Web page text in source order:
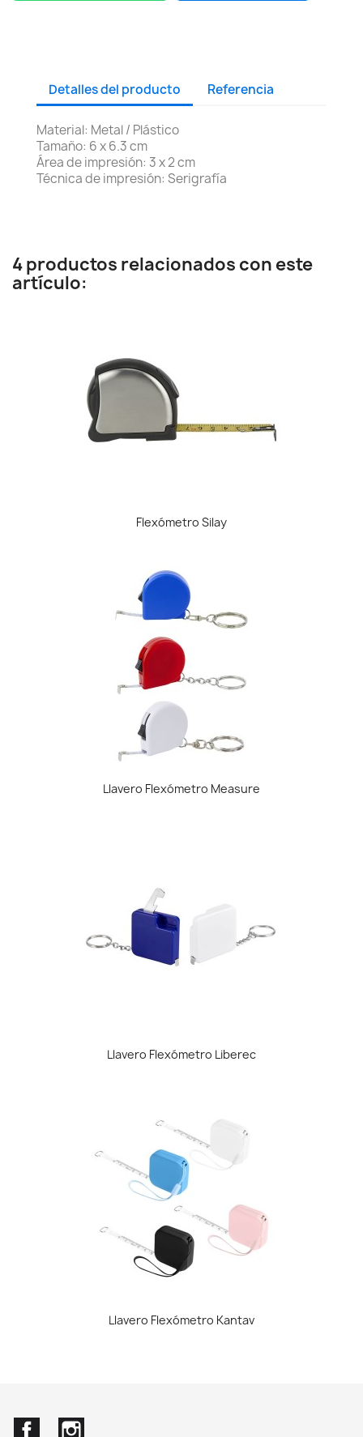
Detalles del producto Referencia
Material: Metal / Plástico
Tamaño: 6 x 6.3 cm
Área de impresión: 3 x 2 cm
Técnica de impresión: Serigrafía
4 productos relacionados con este
artículo:
Flexómetro Silay
Llavero Flexómetro Measure
Llavero Flexómetro Liberec
Llavero Flexómetro Kantav
Facebook